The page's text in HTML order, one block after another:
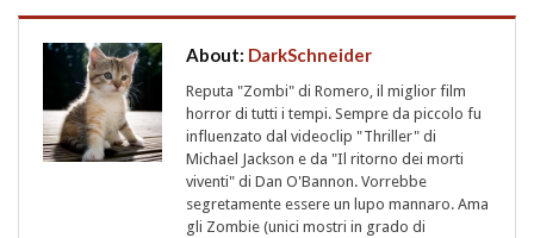
About: DarkSchneider
Reputa "Zombi" di Romero, il miglior film
horror di tutti i tempi. Sempre da piccolo fu
influenzato dal videoclip "Thriller" di
Michael Jackson e da "Il ritorno dei morti
viventi" di Dan O'Bannon. Vorrebbe
segretamente essere un lupo mannaro. Ama
gli Zombie (unici mostri in grado di